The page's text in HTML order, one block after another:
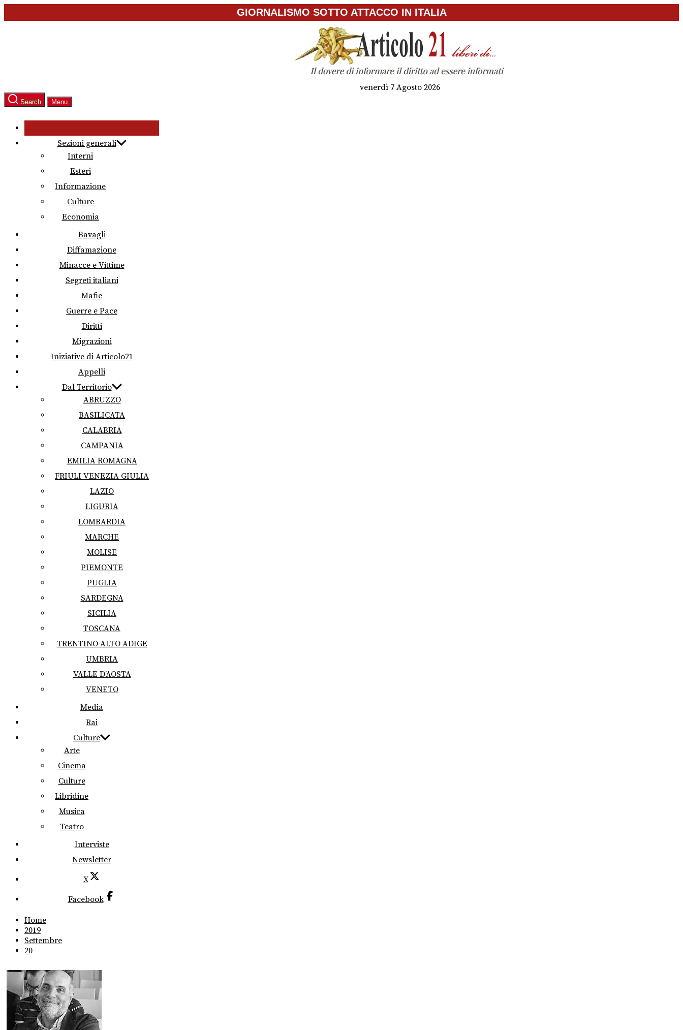
to
GIORNALISMO SOTTO ATTACCO IN ITALIA
venerdì 7 Agosto 2026
Search Menu
Sezioni generali
Interni
Esteri
Informazione
Culture
Economia
Bavagli
Diffamazione
Minacce e Vittime
Segreti italiani
Mafie
Guerre e Pace
Diritti
Migrazioni
Iniziative di Articolo21
Appelli
Dal Territorio
ABRUZZO
BASILICATA
CALABRIA
CAMPANIA
EMILIA ROMAGNA
FRIULI VENEZIA GIULIA
LAZIO
LIGURIA
LOMBARDIA
MARCHE
MOLISE
PIEMONTE
PUGLIA
SARDEGNA
SICILIA
TOSCANA
TRENTINO ALTO ADIGE
UMBRIA
VALLE D’AOSTA
VENETO
Media
Rai
Culture
Arte
Cinema
Culture
Libridine
Musica
Teatro
Interviste
Newsletter
X
Facebook
Home
2019
Settembre
20